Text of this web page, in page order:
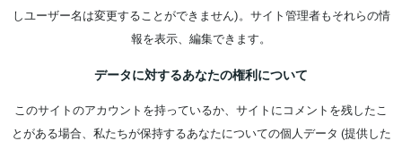
しユーザー名は変更することができません)。サイト管理者もそれらの情
報を表示、編集できます。
データに対するあなたの権利について
このサイトのアカウントを持っているか、サイトにコメントを残したこ
とがある場合、私たちが保持するあなたについての個人データ (提供した